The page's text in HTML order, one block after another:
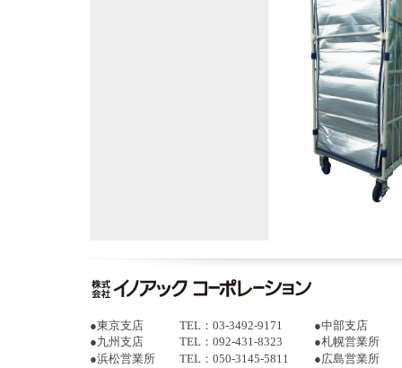
●東京支店 TEL：03-3492-9171 ●中部支店
●九州支店 TEL：092-431-8323 ●札幌営業所
●浜松営業所 TEL：050-3145-5811 ●広島営業所